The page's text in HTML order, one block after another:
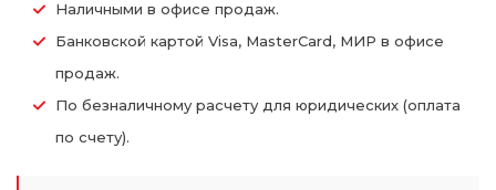
Наличными в офисе продаж.
Банковской картой Visa, MasterCard, МИР в офисе
продаж.
По безналичному расчету для юридических (оплата
по счету).